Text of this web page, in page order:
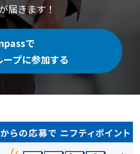
届きます！
で
プに参加する